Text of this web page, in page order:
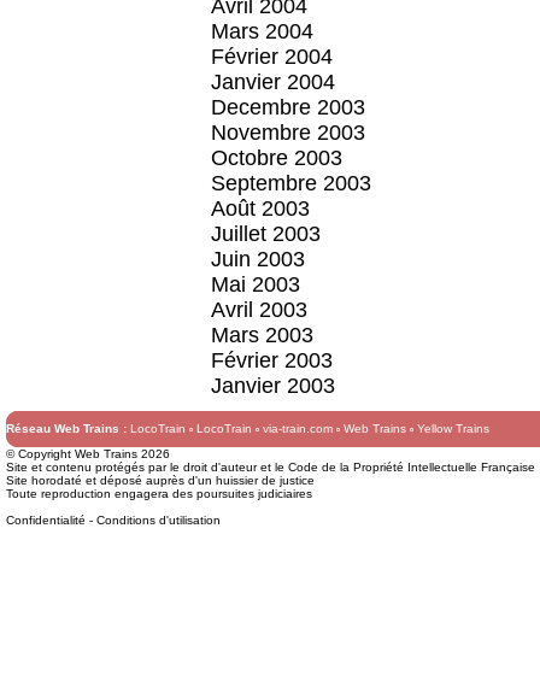
Avril 2004
Mars 2004
Février 2004
Janvier 2004
Decembre 2003
Novembre 2003
Octobre 2003
Septembre 2003
Août 2003
Juillet 2003
Juin 2003
Mai 2003
Avril 2003
Mars 2003
Février 2003
Janvier 2003
Réseau Web Trains : LocoTrain LocoTrain via-train.com Web Trains
Yellow Trains
© Copyright Web Trains 2026
Site et contenu protégés par le droit d'auteur et le Code de la Propriété Intellectuelle Française
Site horodaté et déposé auprès d'un huissier de justice
Toute reproduction engagera des poursuites judiciaires
Confidentialité - Conditions d'utilisation